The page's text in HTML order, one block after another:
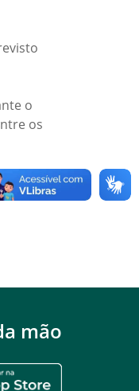
o
os
mão